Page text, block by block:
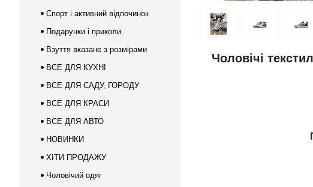
Чоловічі
Спорт і активний відпочинок
Подарунки і приколи
Взуття вказане з розмірами
ВСЕ ДЛЯ КУХНІ
ВСЕ ДЛЯ САДУ, ГОРОДУ
ВСЕ ДЛЯ КРАСИ
ВСЕ ДЛЯ АВТО
НОВИНКИ
ХІТИ ПРОДАЖУ
Чоловічий одяг